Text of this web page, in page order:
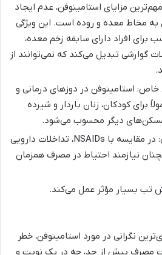
مزایای استامینوفن، عدم ایجاد
مخاط معده و روده است. این ویژگی
برای افراد دارای سابقه زخم معده،
گوارشی تبدیل می‌کند که نمی‌توانند از
استامینوفن در دوزهای درمانی و
برای کودکان، زنان باردار و شیرده
مسکن‌های دیگر محسوب می‌شود.
کمترین تداخل دارویی: در مقایسه با NSAIDs، تداخلات دارویی
نیازمند احتیاط در مصرف همزمان
بسیار مؤثر عمل می‌کند.
نگرانی در مورد استامینوفن، خطر
مصرف بیش از حد، چه در یک نوبت و